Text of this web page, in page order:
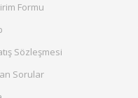
Formu
Sözleşmesi
Sorular